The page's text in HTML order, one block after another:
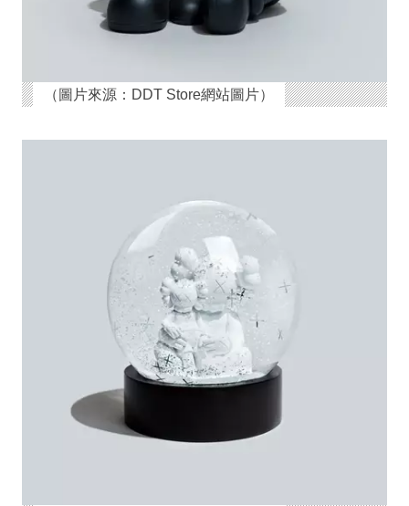
（圖片來源：DDT Store網站圖片）